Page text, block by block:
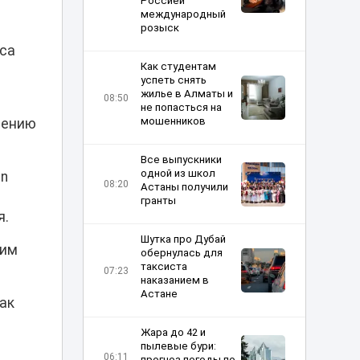
международный
розыск
08:50
Как студентам
успеть снять
жилье в Алматы и
не попасться на
мошенников
08:20
Все выпускники
одной из школ
Астаны получили
гранты
07:23
Шутка про Дубай
обернулась для
таксиста
наказанием в
Астане
06:11
Жара до 42 и
пылевые бури: